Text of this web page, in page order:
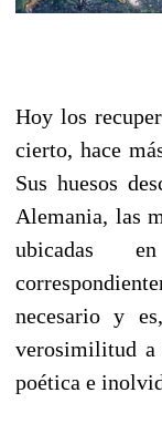
Hoy los
cierto, hace
Sus huesos
Alemania, las
ubicadas
necesario y
verosimilitud
poética e